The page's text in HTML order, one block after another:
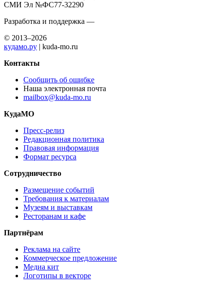
СМИ Эл №ФС77-32290
Разработка и поддержка —
© 2013–2026
кудамо.ру | kuda-mo.ru
Контакты
Сообщить об ошибке
Наша электронная почта
mailbox@kuda-mo.ru
КудаМО
Пресс-релиз
Редакционная политика
Правовая информация
Формат ресурса
Сотрудничество
Размещение событий
Требования к материалам
Музеям и выставкам
Ресторанам и кафе
Партнёрам
Реклама на сайте
Коммерческое предложение
Медиа кит
Логотипы в векторе